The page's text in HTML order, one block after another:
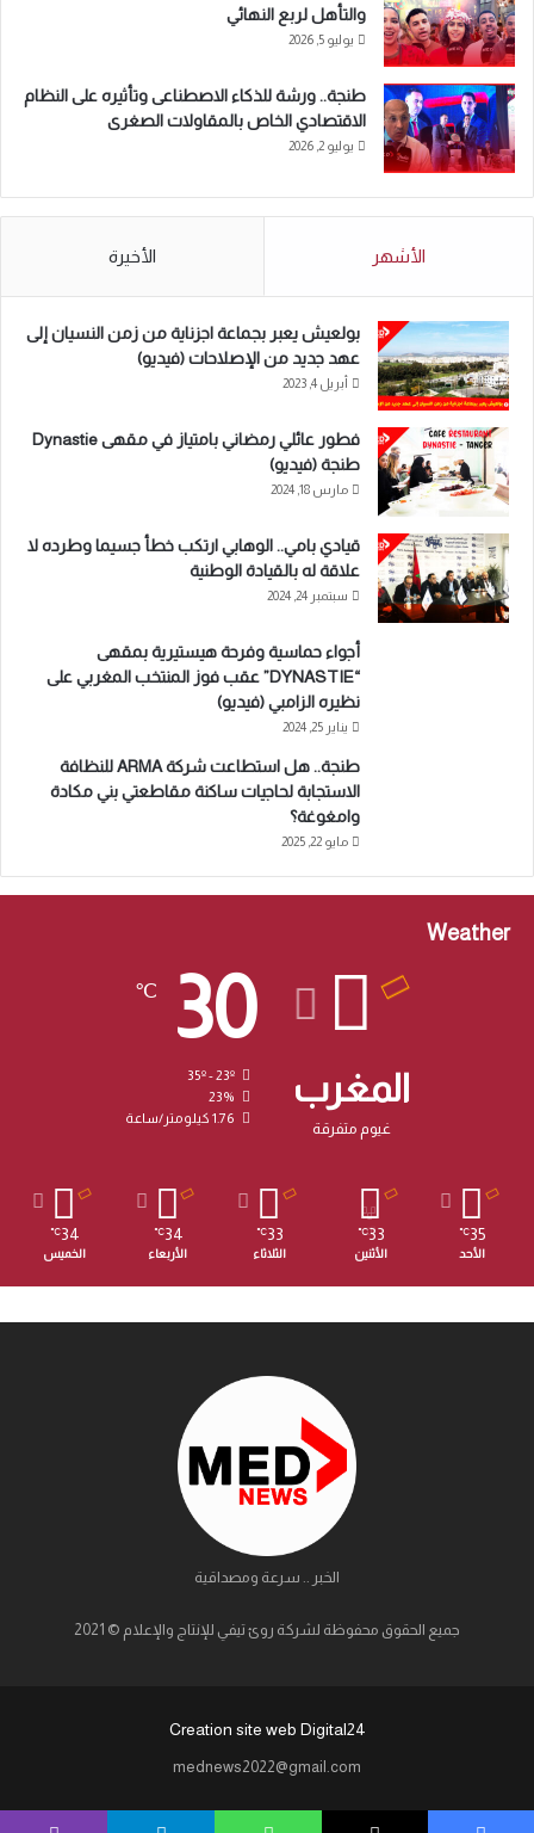
والتأهل لربع النهائي
يوليو 5, 2026
طنجة.. ورشة للذكاء الاصطناعى وتأثيره على النظام
الاقتصادي الخاص بالمقاولات الصغرى
يوليو 2, 2026
الأشهر الأخيرة
بولعيش يعبر بجماعة اجزناية من زمن النسيان إلى
عهد جديد من الإصلاحات (فيديو)
أبريل 4, 2023
فطور عائلي رمضاني بامتياز في مقهى Dynastie
طنجة (فيديو)
مارس 18, 2024
قيادي بامي.. الوهابي ارتكب خطأ جسيما وطرده لا
علاقة له بالقيادة الوطنية
سبتمبر 24, 2024
أجواء حماسية وفرحة هيستيرية بمقهى
“DYNASTIE” عقب فوز المنتخب المغربي على
نظيره الزامبي (فيديو)
يناير 25, 2024
طنجة.. هل استطاعت شركة ARMA للنظافة
الاستجابة لحاجيات ساكنة مقاطعتي بني مكادة
وامغوغة؟
مايو 22, 2025
Weather
المغرب
غيوم متفرقة
30
℃
35º - 23º
23%
1.76 كيلومتر/ساعة
35
℃
الأحد
33
℃
الأثنين
33
℃
الثلاثاء
34
℃
الأربعاء
34
℃
الخميس
الخبر .. سرعة ومصداقية
جميع الحقوق محفوظة لشركة روئ تيفي للإنتاج والإعلام © 2021
Creation site web Digital24
mednews2022@gmail.com